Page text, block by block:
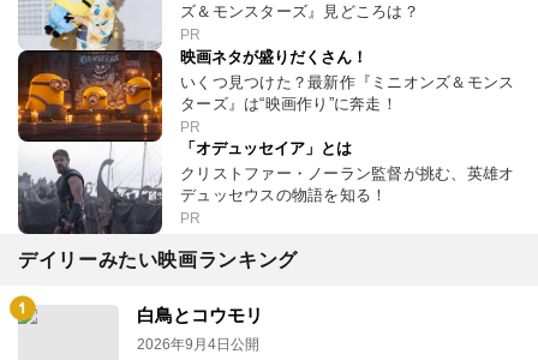
ズ＆モンスターズ』見どころは？
PR
映画ネタが盛りだくさん！
いくつ見つけた？最新作『ミニオンズ＆モンス
ターズ』は“映画作り”に奔走！
PR
「オデュッセイア」とは
クリストファー・ノーラン監督が挑む、英雄オ
デュッセウスの物語を知る！
PR
デイリーみたい映画ランキング
白鳥とコウモリ
2026年9月4日公開